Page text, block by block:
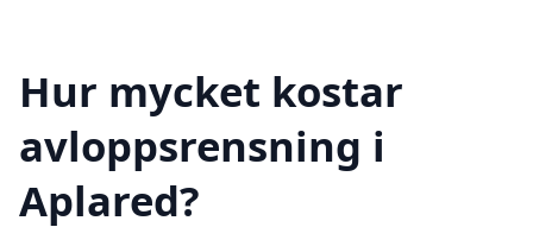
Hur mycket kostar
avloppsrensning i
Aplared?